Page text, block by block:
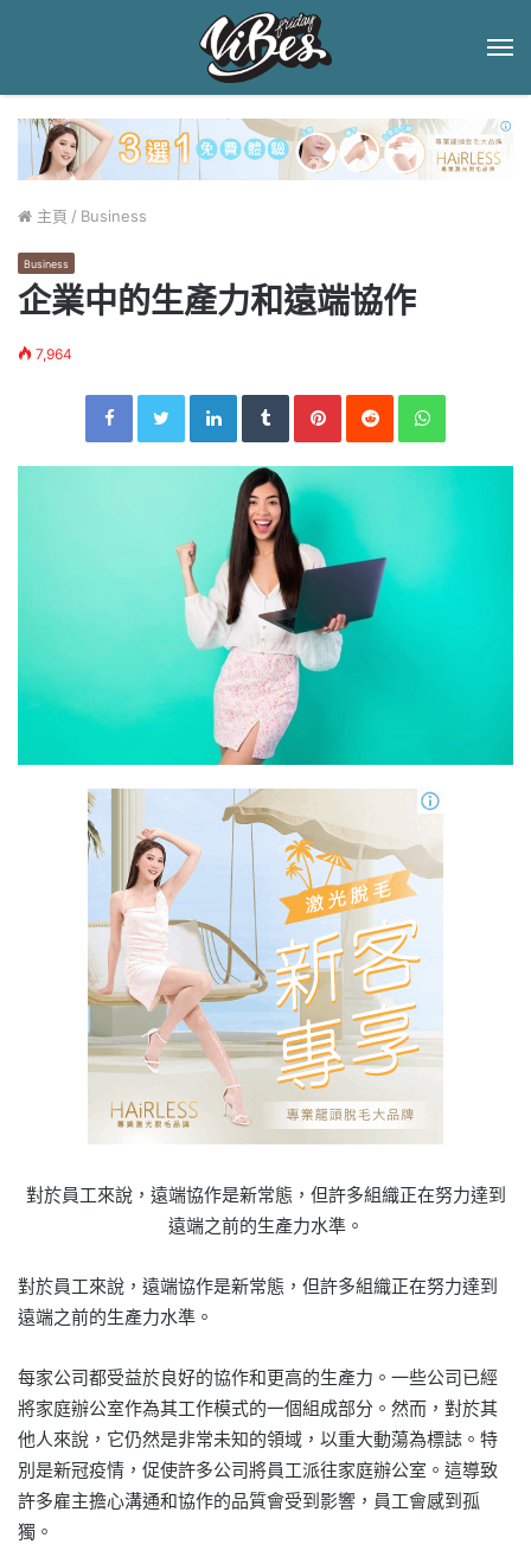
主頁 / Business
Business
企業中的生產力和遠端協作
7,964
Facebook Twitter LinkedIn Tumblr Pinterest Reddit
對於員工來說，遠端協作是新常態，但許多組織正在努力達到
遠端之前的生產力水準。
對於員工來說，遠端協作是新常態，但許多組織正在努力達到
遠端之前的生產力水準。
每家公司都受益於良好的協作和更高的生產力。一些公司已經
將家庭辦公室作為其工作模式的一個組成部分。然而，對於其
他人來說，它仍然是非常未知的領域，以重大動蕩為標誌。特
別是新冠疫情，促使許多公司將員工派往家庭辦公室。這導致
許多雇主擔心溝通和協作的品質會受到影響，員工會感到孤
獨。